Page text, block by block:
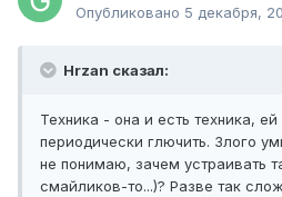
Опубликовано 5 декабря,
Hrzan сказал:
Техника - она и есть техника,
периодически глючить. Злого
не понимаю, зачем устраивать
смайликов-то...)? Разве так